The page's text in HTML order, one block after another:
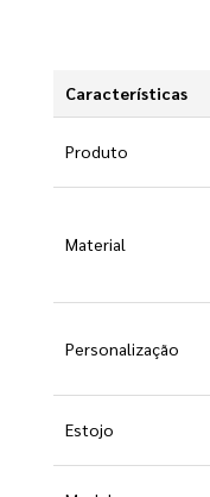
Características
Produto
Material
Personalização
Estojo